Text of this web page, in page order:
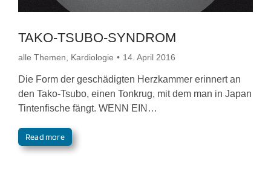
TAKO-TSUBO-SYNDROM
alle Themen, Kardiologie 14. April 2016
Die Form der geschädigten Herzkammer erinnert an
den Tako-Tsubo, einen Tonkrug, mit dem man in Japan
Tintenfische fängt. WENN EIN…
Read more